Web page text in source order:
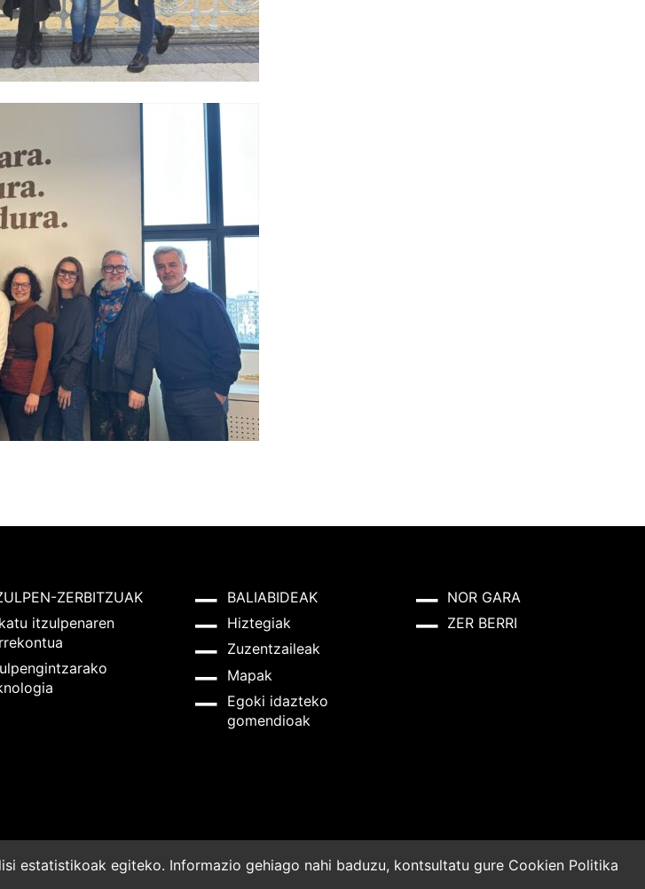
ZERBITZUAK
itzulpenaren
BALIABIDEAK
Hiztegiak
Zuzentzaileak
Mapak
Egoki idazteko
gomendioak
NOR GARA
ZER BERRI
estatistikoak egiteko. Informazio gehiago nahi baduzu, kontsultatu gure Cookien Politika